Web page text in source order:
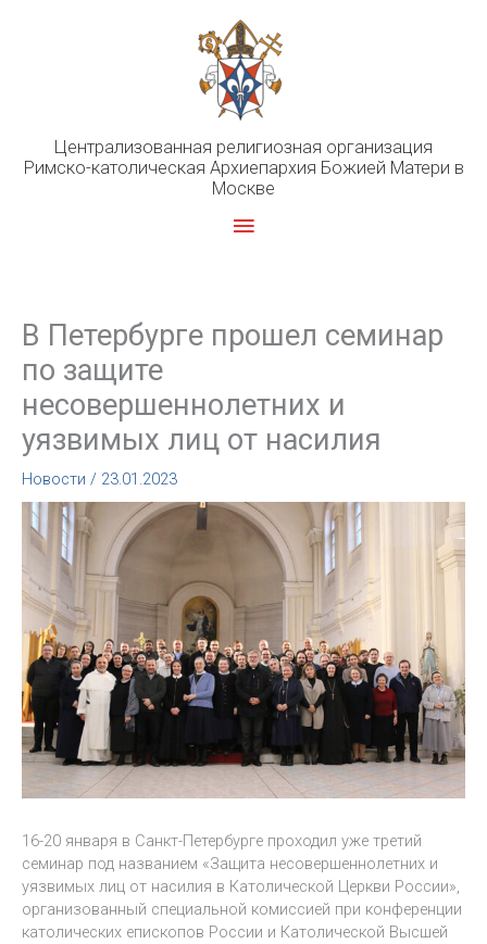
Централизованная религиозная организация
Римско-католическая Архиепархия Божией Матери в
Москве
Главное
В Петербурге прошел семинар
по защите
несовершеннолетних и
уязвимых лиц от насилия
Новости / 23.01.2023
16-20 января в Санкт-Петербурге проходил уже третий
семинар под названием «Защита несовершеннолетних и
уязвимых лиц от насилия в Католической Церкви России»,
организованный специальной комиссией при конференции
католических епископов России и Католической Высшей